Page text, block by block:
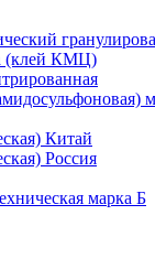
(клей КМЦ)
Китай
Россия
марка Б